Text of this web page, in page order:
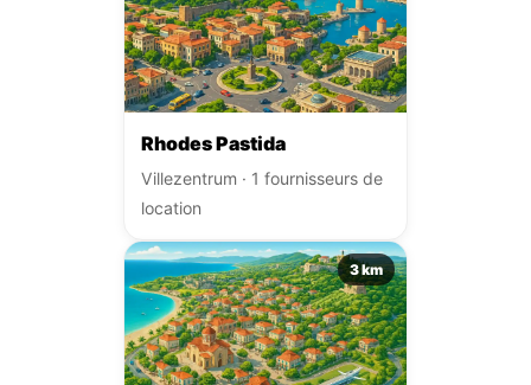
Rhodes Pastida
Villezentrum · 1 fournisseurs de
location
3 km